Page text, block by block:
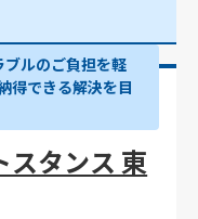
ブルのご負担を軽
得できる解決を目
スタンス 東